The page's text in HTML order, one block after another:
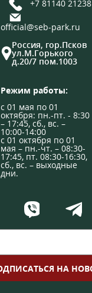
+7 81140 21238
official@seb-park.ru
Россия, гор.Псков
ул.М.Горького
д.20/7 пом.1003
Режим работы:
с 01 мая по 01
октября: пн.-пт. - 8:30
– 17:45, сб., вс. –
10:00-14:00
с 01 октября по 01
мая – пн.-чт. – 08:30-
17:45, пт. 08:30-16:30,
сб., вс. – выходные
дни.